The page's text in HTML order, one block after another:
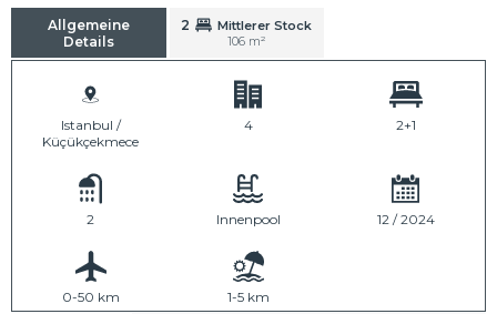
Allgemeine
Details
2
Mittlerer Stock
106 m²
Istanbul /
Küçükçekmece
4 2+1
2 Innenpool 12 / 2024
0-50 km 1-5 km